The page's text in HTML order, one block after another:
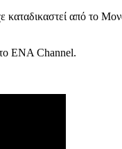
καταδικαστεί από το
ENA Channel.